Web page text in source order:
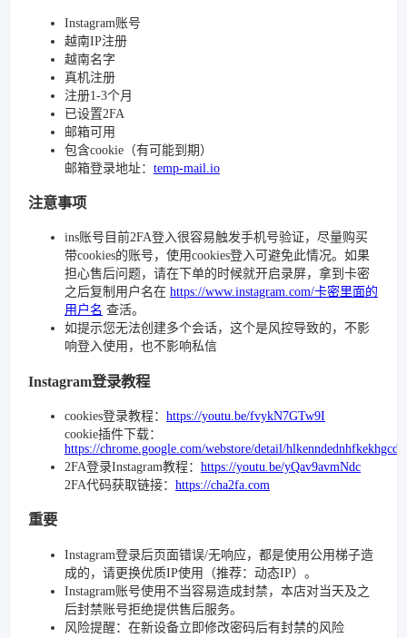
Instagram账号
越南IP注册
越南名字
真机注册
注册1-3个月
已设置2FA
邮箱可用
包含cookie（有可能到期）
邮箱登录地址： temp-mail.io
注意事项
ins账号目前2FA登入很容易触发手机号验证，尽量购买
带cookies的账号，使用cookies登入可避免此情况。如果
担心售后问题，请在下单的时候就开启录屏，拿到卡密
之后复制用户名在 https://www.instagram.com/卡密里面的
用户名 查活。
如提示您无法创建多个会话，这个是风控导致的，不影
响登入使用，也不影响私信
Instagram登录教程
cookies登录教程： https://youtu.be/fvykN7GTw9I
cookie插件下载：
https://chrome.google.com/webstore/detail/
2FA登录Instagram教程： https://youtu.be/yQav9avmNdc
2FA代码获取链接： https://cha2fa.com
重要
Instagram登录后页面错误/无响应，都是使用公用梯子造
成的，请更换优质IP使用（推荐：动态IP）。
Instagram账号使用不当容易造成封禁，本店对当天及之
后封禁账号拒绝提供售后服务。
风险提醒：在新设备立即修改密码后有封禁的风险